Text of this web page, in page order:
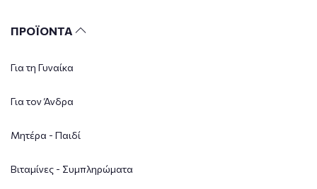
ΠΡΟΪΟΝΤΑ
Για τη Γυναίκα
Για τον Άνδρα
Μητέρα - Παιδί
Βιταμίνες - Συμπληρώματα